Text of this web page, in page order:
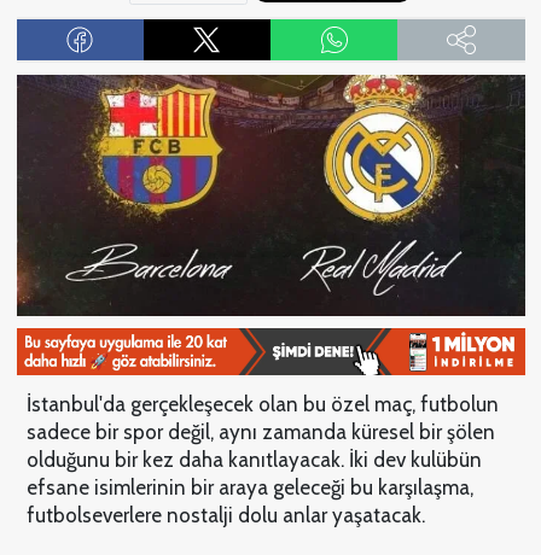
İstanbul'da gerçekleşecek olan bu özel maç, futbolun
sadece bir spor değil, aynı zamanda küresel bir şölen
olduğunu bir kez daha kanıtlayacak. İki dev kulübün
efsane isimlerinin bir araya geleceği bu karşılaşma,
futbolseverlere nostalji dolu anlar yaşatacak.